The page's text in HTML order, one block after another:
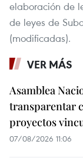
elaboración de
de leyes de
(modificadas).
VER MÁS
Asamblea
transparentar
proyectos
07/08/2026 11:06